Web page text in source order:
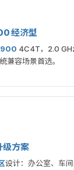
经济型
4C4T，2.0
兼容场景首选。
级方案
设计：办公室、车